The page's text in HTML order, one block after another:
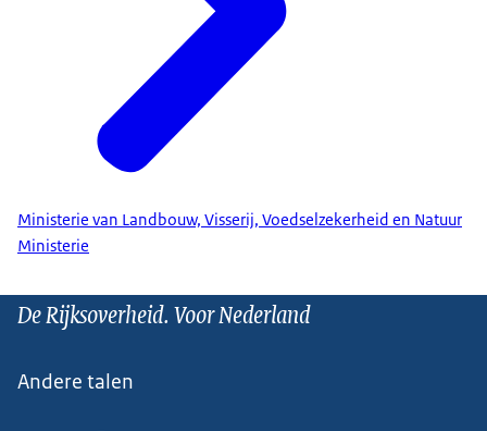
Ministerie van Landbouw, Visserij, Voedselzekerheid en Natuur
Ministerie
De Rijksoverheid. Voor Nederland
Andere talen